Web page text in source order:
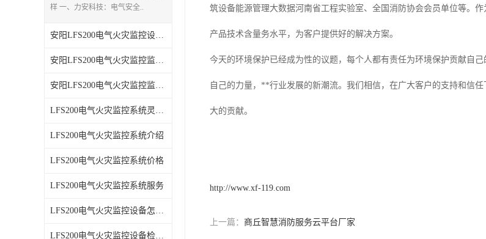
样 一、力安科技：电气安全..
安阳LFS200电气火灾监控设备检测标准如何
安阳LFS200电气火灾监控监测软件
安阳LFS200电气火灾监控监测服务
LFS200电气火灾监控系统灵敏度怎么样
LFS200电气火灾监控系统介绍
LFS200电气火灾监控系统价格
LFS200电气火灾监控系统服务
LFS200电气火灾监控设备怎么样
LFS200电气火灾监控设备检测标准如何
筑设备能源管理大数据河南省工程实验室、全国消防协会会员单位等。
产品技术含量务水平，为客户提供好的解决方案。
今天的环境保护已经成为性的议题，每个人都有责任为环境保护贡献自
自己的力量，**行业发展的新潮流。我们相信，在广大客户的支持和信
大的贡献。
http://www.xf-119.com
上一篇： 商丘智慧消防服务云平台厂家